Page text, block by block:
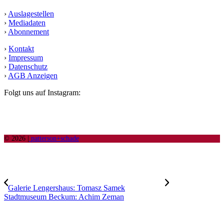
› Auslagestellen
› Mediadaten
› Abonnement
› Kontakt
› Impressum
› Datenschutz
› AGB Anzeigen
Folgt uns auf Instagram:
© 2026 | patterson+schade
Galerie Lengershaus: Tomasz Samek
Stadtmuseum Beckum: Achim Zeman